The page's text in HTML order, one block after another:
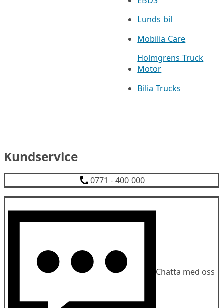
Lunds bil
Mobilia Care
Holmgrens Truck
Motor
Bilia Trucks
Kundservice
0771 - 400 000
Chatta med oss